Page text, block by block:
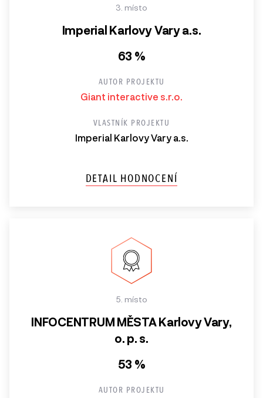
3. místo
Imperial Karlovy Vary a.s.
63 %
AUTOR PROJEKTU
Giant interactive s.r.o.
VLASTNÍK PROJEKTU
Imperial Karlovy Vary a.s.
DETAIL HODNOCENÍ
5. místo
INFOCENTRUM MĚSTA Karlovy Vary,
o. p. s.
53 %
AUTOR PROJEKTU